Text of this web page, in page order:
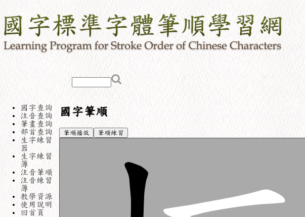
國字查詢
注音查詢
筆畫查詢
部首查詢
生字練習
器
生字練習
簿
注音筆順
注音練習
簿
教學資源
使用說明
回首頁
國字筆順
筆順播放 筆順練習